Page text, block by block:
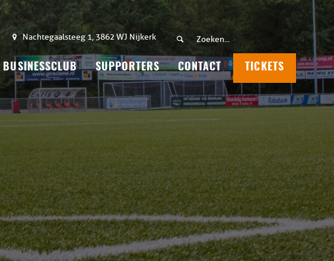
Nachtegaalsteeg 1, 3862 WJ Nijkerk
BUSINESSCLUB SUPPORTERS CONTACT TICKETS